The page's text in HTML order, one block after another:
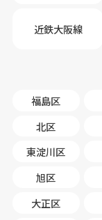
近鉄大阪線
福島区
北区
東淀川区
旭区
大正区